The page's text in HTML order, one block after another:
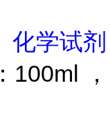
化学试剂
100ml ，